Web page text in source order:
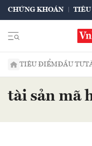
CHỨNG KHOÁN TIÊU
TIÊU ĐIỂMĐẦU TƯ
tài sản mã